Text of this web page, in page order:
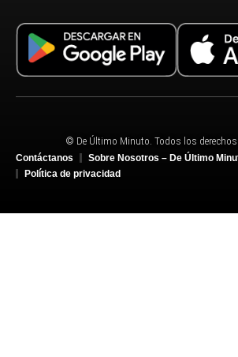
© De Último Minuto. Todos los
Contáctanos
Sobre Nosotros – De Último
Política de privacidad